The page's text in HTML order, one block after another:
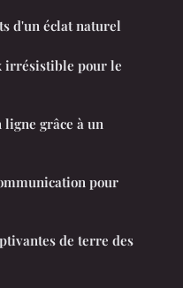
d'un éclat naturel
irrésistible pour le
grâce à un
pour
de terre des